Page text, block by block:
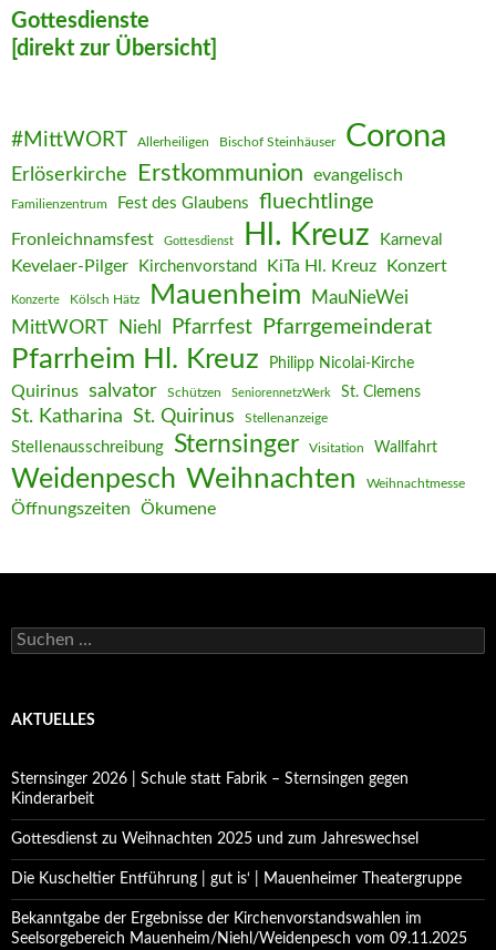
Gottesdienste
[direkt zur Übersicht]
#MittWORT Allerheiligen Bischof Steinhäuser Corona
Erlöserkirche Erstkommunion evangelisch
Familienzentrum Fest des Glaubens fluechtlinge
Fronleichnamsfest Gottesdienst Hl. Kreuz Karneval
Kevelaer-Pilger Kirchenvorstand KiTa Hl. Kreuz Konzert
Konzerte Kölsch Hätz Mauenheim MauNieWei
MittWORT Niehl Pfarrfest Pfarrgemeinderat
Pfarrheim Hl. Kreuz Philipp Nicolai-Kirche
Quirinus salvator Schützen SeniorennetzWerk St. Clemens
St. Katharina St. Quirinus Stellenanzeige
Stellenausschreibung Sternsinger Visitation Wallfahrt
Weidenpesch Weihnachten Weihnachtmesse
Öffnungszeiten Ökumene
Suchen
nach:
AKTUELLES
Sternsinger 2026 | Schule statt Fabrik – Sternsingen gegen
Kinderarbeit
Gottesdienst zu Weihnachten 2025 und zum Jahreswechsel
Die Kuscheltier Entführung | gut is‘ | Mauenheimer Theatergruppe
Bekanntgabe der Ergebnisse der Kirchenvorstandswahlen im
Seelsorgebereich Mauenheim/Niehl/Weidenpesch vom 09.11.2025